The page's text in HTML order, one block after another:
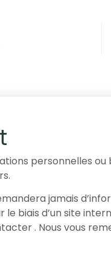
fins
une offre de
performances et
susceptibles d’être
sur les
pour 1,80% de
par le passé
personnelles ou
jamais
biais d’un site
. Nous vous